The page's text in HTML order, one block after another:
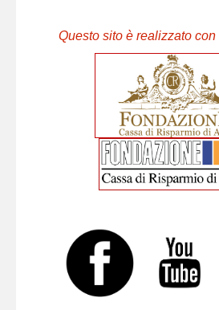
Questo sito è realizzato